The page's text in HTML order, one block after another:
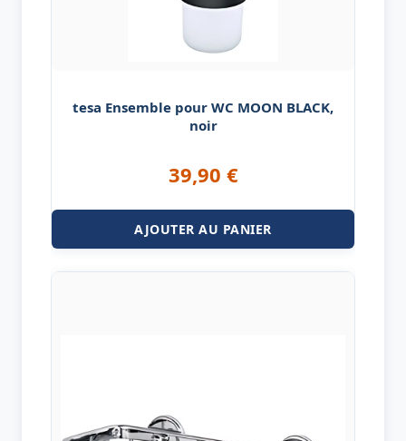
tesa Ensemble pour WC MOON BLACK,
noir
39,90 €
AJOUTER AU PANIER